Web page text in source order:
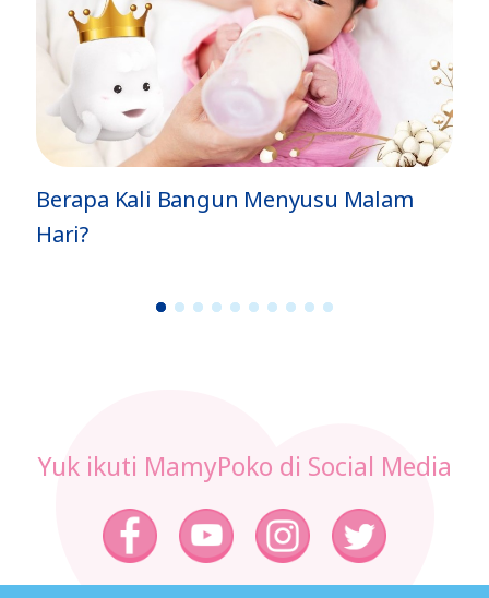
Berapa Kali Bangun Menyusu Malam
Hari?
1 2 3 4 5 6 7 8 9 1
Yuk ikuti MamyPoko di Social Media